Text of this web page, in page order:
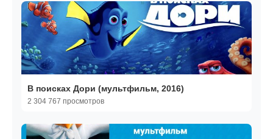
В поисках Дори (мультфильм, 2016)
2 304 767 просмотров